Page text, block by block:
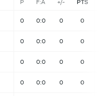
P F:A +/- PTS
0 0:0 0 0
0 0:0 0 0
0 0:0 0 0
0 0:0 0 0